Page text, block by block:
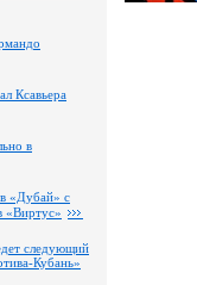
Ксавьера
в
«Дубай» с
«Виртус»
следующий
Кубань»